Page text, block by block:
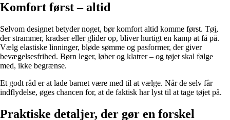
Komfort først – altid
Selvom designet betyder noget, bør komfort altid komme først. Tøj,
der strammer, kradser eller glider op, bliver hurtigt en kamp at få på.
Vælg elastiske linninger, bløde sømme og pasformer, der giver
bevægelsesfrihed. Børn leger, løber og klatrer – og tøjet skal følge
med, ikke begrænse.
Et godt råd er at lade barnet være med til at vælge. Når de selv får
indflydelse, øges chancen for, at de faktisk har lyst til at tage tøjet på.
Praktiske detaljer, der gør en forskel